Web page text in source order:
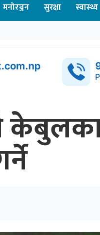
मनोरञ्जन सुरक्षा स्वास्थ्य